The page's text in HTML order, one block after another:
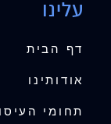
עלינו
דף הבית
אודותינו
תחומי